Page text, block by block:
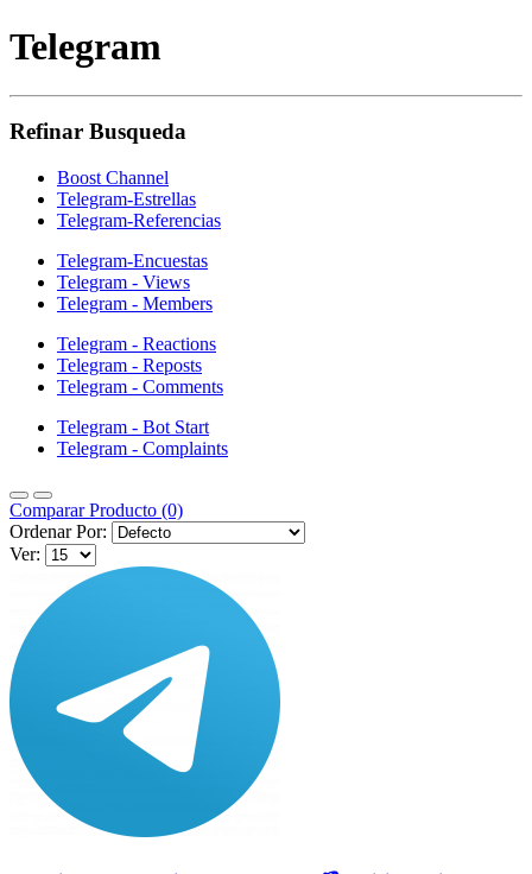
Telegram
Refinar Busqueda
Boost Channel
Telegram-Estrellas
Telegram-Referencias
Telegram-Encuestas
Telegram - Views
Telegram - Members
Telegram - Reactions
Telegram - Reposts
Telegram - Comments
Telegram - Bot Start
Telegram - Complaints
Comparar Producto (0)
Ordenar Por:
Ver: